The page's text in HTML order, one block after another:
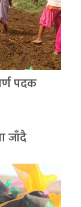
पदक
जाँदै